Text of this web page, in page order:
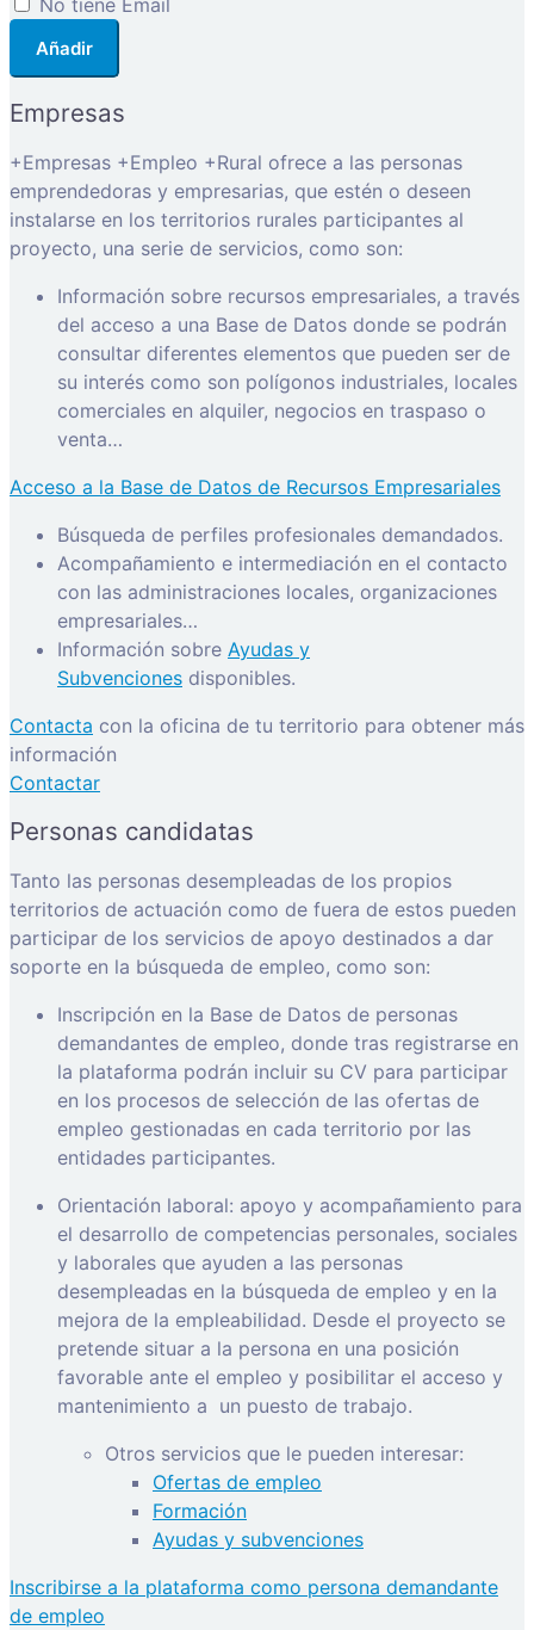
Añadir
Empresas
+Empresas +Empleo +Rural ofrece a las personas
emprendedoras y empresarias, que estén o deseen
instalarse en los territorios rurales participantes al
proyecto, una serie de servicios, como son:
Información sobre recursos empresariales, a través
del acceso a una Base de Datos donde se podrán
consultar diferentes elementos que pueden ser de
su interés como son polígonos industriales, locales
comerciales en alquiler, negocios en traspaso o
venta…
Acceso a la Base de Datos de Recursos Empresariales
Búsqueda de perfiles profesionales demandados.
Acompañamiento e intermediación en el contacto
con las administraciones locales, organizaciones
empresariales…
Información sobre Ayudas y
Subvenciones disponibles.
Contacta con la oficina de tu territorio para obtener más
información
Contactar
Personas candidatas
Tanto las personas desempleadas de los propios
territorios de actuación como de fuera de estos pueden
participar de los servicios de apoyo destinados a dar
soporte en la búsqueda de empleo, como son:
Inscripción en la Base de Datos de personas
demandantes de empleo, donde tras registrarse en
la plataforma podrán incluir su CV para participar
en los procesos de selección de las ofertas de
empleo gestionadas en cada territorio por las
entidades participantes.
Orientación laboral: apoyo y acompañamiento para
el desarrollo de competencias personales, sociales
y laborales que ayuden a las personas
desempleadas en la búsqueda de empleo y en la
mejora de la empleabilidad. Desde el proyecto se
pretende situar a la persona en una posición
favorable ante el empleo y posibilitar el acceso y
mantenimiento a un puesto de trabajo.
Otros servicios que le pueden interesar:
Ofertas de empleo
Formación
Ayudas y subvenciones
Inscribirse a la plataforma como persona demandante
de empleo